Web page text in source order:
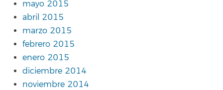
mayo 2015
abril 2015
marzo 2015
febrero 2015
enero 2015
diciembre 2014
noviembre 2014